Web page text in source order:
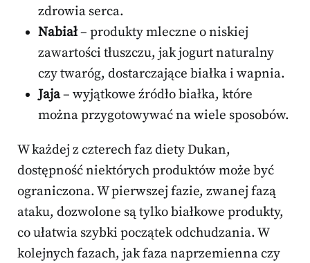
zdrowia serca.
Nabiał– produkty mleczne o niskiej
zawartości tłuszczu, jak jogurt naturalny
czy twaróg, dostarczające białka i wapnia.
Jaja– wyjątkowe źródło białka, które
można przygotowywać na wiele sposobów.
W każdej z czterech faz diety Dukan,
dostępność niektórych produktów może być
ograniczona. W pierwszej fazie, zwanej fazą
ataku, dozwolone są tylko białkowe produkty,
co ułatwia szybki początek odchudzania. W
kolejnych fazach, jak faza naprzemienna czy